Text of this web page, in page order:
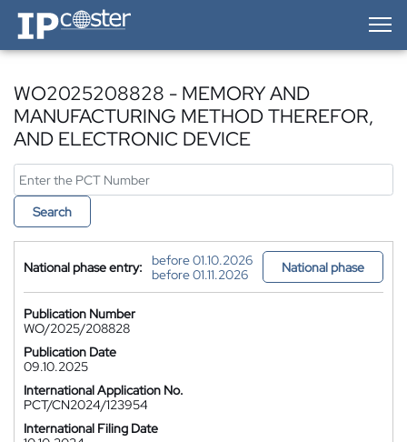
IP-Coster — Home
WO2025208828 - MEMORY AND
MANUFACTURING METHOD THEREFOR,
AND ELECTRONIC DEVICE
Search
National phase entry:
before 01.10.2026
before 01.11.2026
National phase
Publication Number
WO/2025/208828
Publication Date
09.10.2025
International Application No.
PCT/CN2024/123954
International Filing Date